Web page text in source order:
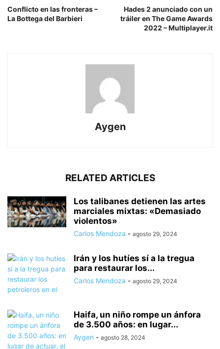
Conflicto en las fronteras –
La Bottega del Barbieri
Hades 2 anunciado con un
tráiler en The Game Awards
2022 – Multiplayer.it
Aygen
RELATED ARTICLES
Los talibanes detienen las artes
marciales mixtas: «Demasiado
violentos»
Carlos Mendoza - agosto 29, 2024
Irán y los hutíes sí a la tregua
para restaurar los...
Carlos Mendoza - agosto 29, 2024
Haifa, un niño rompe un ánfora
de 3.500 años: en lugar...
Aygen - agosto 28, 2024